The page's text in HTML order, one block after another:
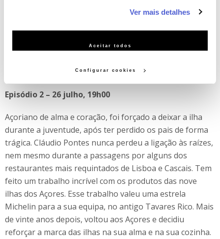
serviço às suas preferências e apresentar-lhe
publicidade personalizada). Pode gerir a utilização dos
Ver mais detalhes
Aceitar todos
Configurar cookies
Chef Cláudio Pontes
Episódio 2 – 26 julho, 19h00
Açoriano de alma e coração, foi forçado a deixar a ilha
durante a juventude, após ter perdido os pais de forma
trágica. Cláudio Pontes nunca perdeu a ligação às raízes,
nem mesmo durante a passagens por alguns dos
restaurantes mais requintados de Lisboa e Cascais. Tem
feito um trabalho incrível com os produtos das nove
ilhas dos Açores. Esse trabalho valeu uma estrela
Michelin para a sua equipa, no antigo Tavares Rico. Mais
de vinte anos depois, voltou aos Açores e decidiu
reforçar a marca das ilhas na sua alma e na sua cozinha.